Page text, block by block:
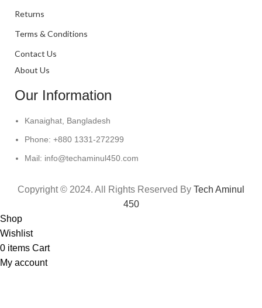
Returns
Terms & Conditions
Contact Us
About Us
Our Information
Kanaighat, Bangladesh
Phone: +880 1331-272299
Mail: info@techaminul450.com
Copyright © 2024. All Rights Reserved By Tech Aminul
450
Shop
Wishlist
0 items Cart
My account